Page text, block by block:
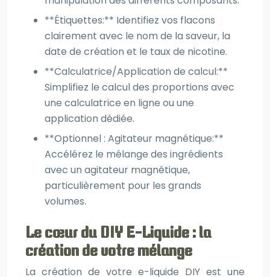
**Étiquettes:** Identifiez vos flacons
clairement avec le nom de la saveur, la
date de création et le taux de nicotine.
**Calculatrice/Application de calcul:**
Simplifiez le calcul des proportions avec
une calculatrice en ligne ou une
application dédiée.
**Optionnel : Agitateur magnétique:**
Accélérez le mélange des ingrédients
avec un agitateur magnétique,
particulièrement pour les grands
volumes.
Le cœur du DIY E-Liquide : la
création de votre mélange
La création de votre e-liquide DIY est une